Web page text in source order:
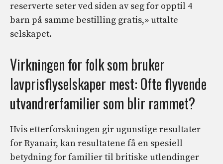
reserverte seter ved siden av seg for opptil 4
barn på samme bestilling gratis,» uttalte
selskapet.
Virkningen for folk som bruker
lavprisflyselskaper mest: Ofte flyvende
utvandrerfamilier som blir rammet?
Hvis etterforskningen gir ugunstige resultater
for Ryanair, kan resultatene få en spesiell
betydning for familier til britiske utlendinger